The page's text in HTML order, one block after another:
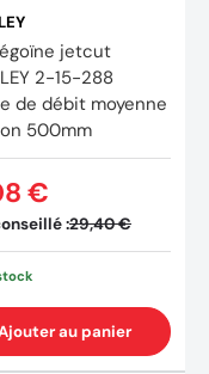
jetcut
2-15-288
de débit moyenne
500mm
:29,40 €
€
au panier